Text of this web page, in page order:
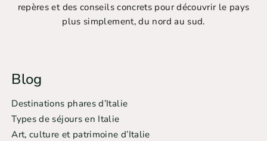
repères et des conseils concrets pour découvrir le pays
plus simplement, du nord au sud.
Blog
Destinations phares d’Italie
Types de séjours en Italie
Art, culture et patrimoine d’Italie